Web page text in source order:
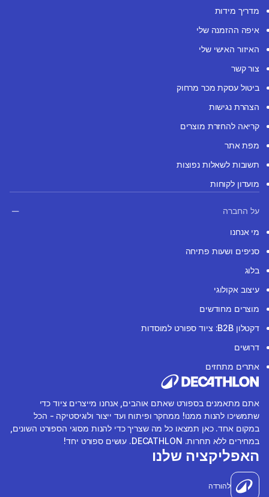
מדריך מידות
איפה ההזמנה שלי
האיזור האישי שלי
צור קשר
ביטול עסקת מכר מרחוק
הצהרת נגישות
קריאה להחזרת מוצרים
מפת אתר
תשובות לשאלות נפוצות
מועדון לקוחות
על החברה
מי אנחנו
סניפים ושעות פתיחה
בלוג
עיצוב אקולוגי
מוצרים מחודשים
דקטלון B2B: ציוד ספורט למוסדות
דרושים
אתרים מתחזים
אתם מתאמנים בספורט שאתם אוהבים, אנחנו מייצרים ציוד כדי
שתמשיכו להנות ממנו! ממחקר ופיתוח ועד ייצור ולוגיסטיקה - הכל
במקום אחד. כאן תמצאו כל מה שצריך כדי להנות מסוגי הספורט השונים,
במחירים ללא תחרות. DECATHLON. עושים ספורט יחד!
האפליקציה שלנו
להורדה